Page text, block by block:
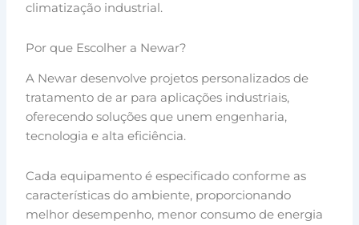
climatização industrial.
Por que Escolher a Newar?
A Newar desenvolve projetos personalizados de
tratamento de ar para aplicações industriais,
oferecendo soluções que unem engenharia,
tecnologia e alta eficiência.
Cada equipamento é especificado conforme as
características do ambiente, proporcionando
melhor desempenho, menor consumo de energia